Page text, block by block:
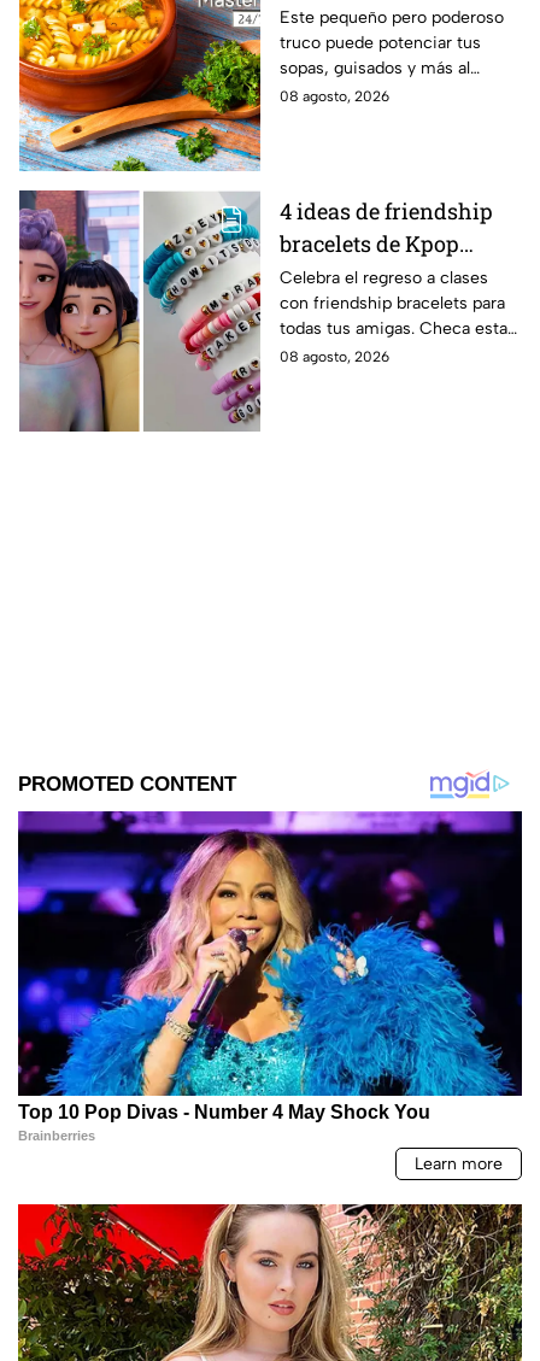
de las abuelas para
darle sabor extra al
caldillo
Este pequeño pero poderoso
truco puede potenciar tus
sopas, guisados y más al
máximo.
08 agosto, 2026
4 ideas de friendship
bracelets de Kpop
Demon Hunters para
intercambiar con tus
mejores amigas este
regreso a clases
Celebra el regreso a clases
con friendship bracelets para
todas tus amigas. Checa estas
4 ideas inspiradas en Kpop
08 agosto, 2026